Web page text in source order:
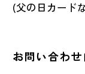
お問い合わ